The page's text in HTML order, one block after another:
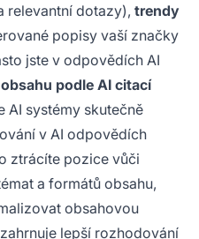
relevantní dotazy), trendy
popisy vaší značky
jste v odpovědích AI
podle AI citací
AI systémy skutečně
v AI odpovědích
ztrácíte pozice vůči
a formátů obsahu,
obsahovou
lepší rozhodování